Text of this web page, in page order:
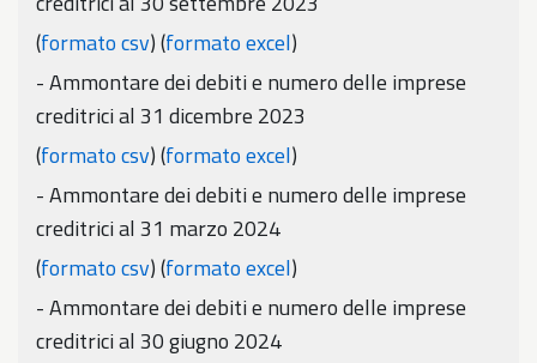
(formato csv) (formato excel)
- Ammontare dei debiti e numero delle imprese
creditrici al 31 dicembre 2023
(formato csv) (formato excel)
- Ammontare dei debiti e numero delle imprese
creditrici al 31 marzo 2024
(formato csv) (formato excel)
- Ammontare dei debiti e numero delle imprese
creditrici al 30 giugno 2024